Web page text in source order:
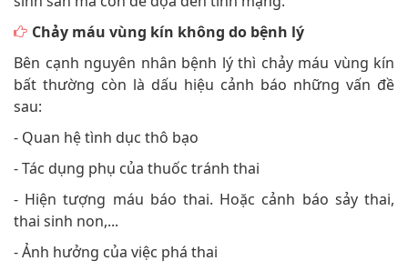
Chảy máu vùng kín không do bệnh lý
Bên cạnh nguyên nhân bệnh lý thì chảy máu vùng kín
bất thường còn là dấu hiệu cảnh báo những vấn đề
sau:
- Quan hệ tình dục thô bạo
- Tác dụng phụ của thuốc tránh thai
- Hiện tượng máu báo thai. Hoặc cảnh báo sảy thai,
thai sinh non,...
- Ảnh hưởng của việc phá thai